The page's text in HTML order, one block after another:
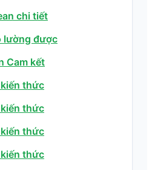
chi tiết
lường được
Cam kết
thức
thức
thức
thức